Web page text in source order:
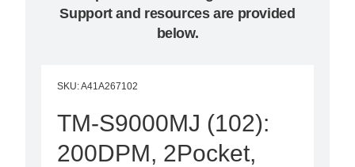
Support and resources are provided
below.
SKU:A41A267102
TM-S9000MJ (102):
200DPM, 2Pocket,